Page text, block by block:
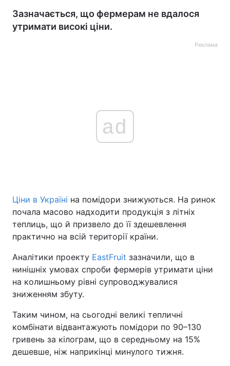
Зазначається, що фермерам не вдалося
утримати високі ціни.
Реклама
ad
Ціни в Україні на помідори знижуються. На ринок
почала масово надходити продукція з літніх
теплиць, що й призвело до її здешевлення
практично на всій території країни.
Аналітики проекту EastFruit зазначили, що в
нинішніх умовах спроби фермерів утримати ціни
на колишньому рівні супроводжувалися
зниженням збуту.
Таким чином, на сьогодні великі тепличні
комбінати відвантажують помідори по 90–130
гривень за кілограм, що в середньому на 15%
дешевше, ніж наприкінці минулого тижня.